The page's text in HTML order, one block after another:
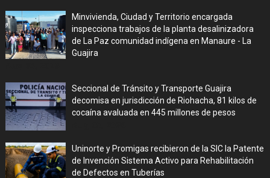
Minvivienda, Ciudad y Territorio encargada
inspecciona trabajos de la planta desalinizadora
de La Paz comunidad indígena en Manaure - La
Guajira
Seccional de Tránsito y Transporte Guajira
decomisa en jurisdicción de Riohacha, 81 kilos de
cocaína avaluada en 445 millones de pesos
Uninorte y Promigas recibieron de la SIC la Patente
de Invención Sistema Activo para Rehabilitación
de Defectos en Tuberías